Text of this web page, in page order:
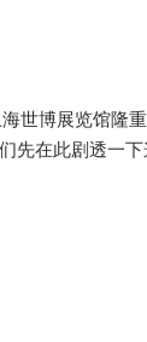
世博展览馆隆
先在此剧透一